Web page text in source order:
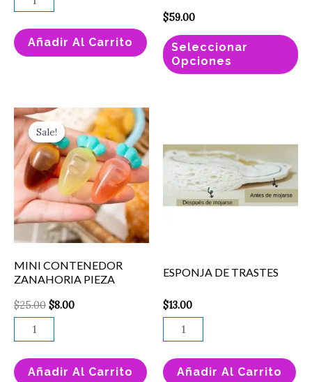
Añadir Al Carrito
$59.00
Seleccionar
Opciones
en
Sale!
Sale!
MINI CONTENEDOR
ZANAHORIA PIEZA
$25.00
Original
price
was:
$25.00.
$8.00
Current
price
is:
$8.00.
MINI
CONTENEDOR
ZANAHORIA
PIEZA
cantidad
Añadir Al Carrito
ESPONJA DE TRASTES
$13.00
TRASTES
cantidad
Añadir Al Carrito